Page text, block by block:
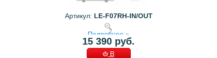
Артикул: LE-F07RH-IN/OUT
Подробнее »
15 390 руб.
В